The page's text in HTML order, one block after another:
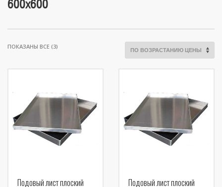
600х600
ПОКАЗАНЫ ВСЕ (3)
Подовый лист плоский
Подовый лист плоский